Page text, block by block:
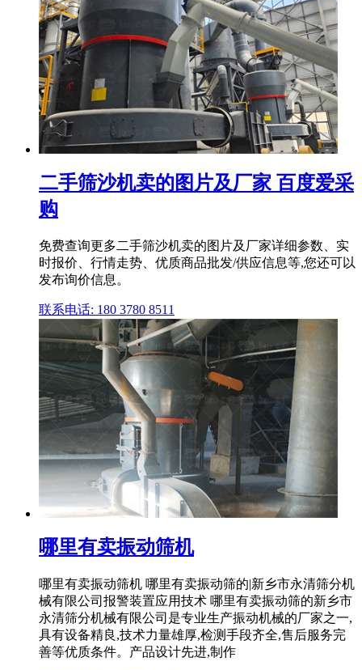
二手筛沙机卖的图片及厂家 百度爱采
购
免费查询更多二手筛沙机卖的图片及厂家详细参数、实
时报价、行情走势、优质商品批发/供应信息等,您还可以
发布询价信息。
联系电话: 180 3780 8511
哪里有卖振动筛机
哪里有卖振动筛机 哪里有卖振动筛的|新乡市永清筛分机
械有限公司报警装置应用技术 哪里有卖振动筛的新乡市
永清筛分机械有限公司是专业生产振动机械的厂家之一,
具有设备精良,技术力量雄厚,检测手段齐全,售后服务完
善等优质条件。产品设计先进,制作